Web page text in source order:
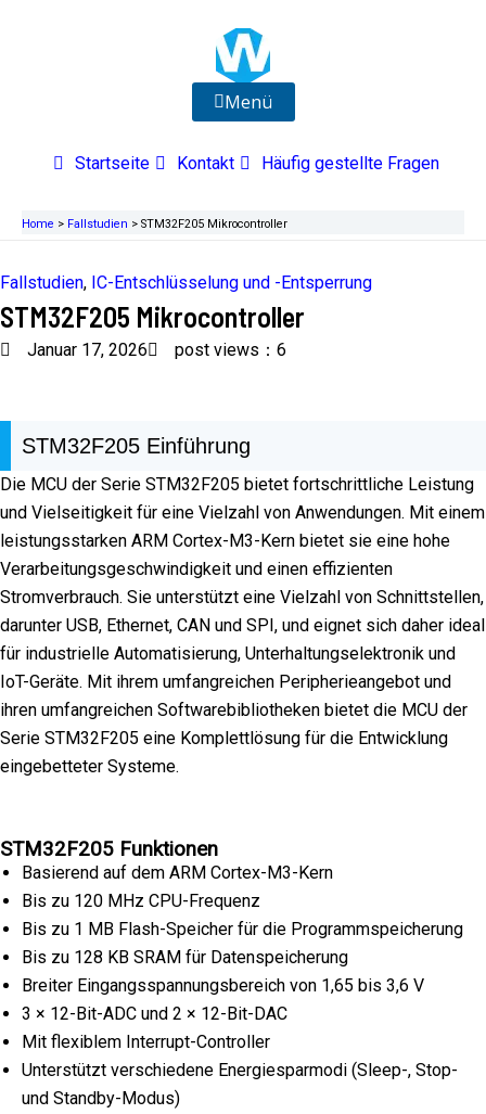
Menü
Startseite Kontakt Häufig gestellte Fragen
Home > Fallstudien > STM32F205 Mikrocontroller
Fallstudien, IC-Entschlüsselung und -Entsperrung
STM32F205 Mikrocontroller
Januar 17, 2026 post views：6
STM32F205 Einführung
Die MCU der Serie STM32F205 bietet fortschrittliche Leistung
und Vielseitigkeit für eine Vielzahl von Anwendungen. Mit einem
leistungsstarken ARM Cortex-M3-Kern bietet sie eine hohe
Verarbeitungsgeschwindigkeit und einen effizienten
Stromverbrauch. Sie unterstützt eine Vielzahl von Schnittstellen,
darunter USB, Ethernet, CAN und SPI, und eignet sich daher ideal
für industrielle Automatisierung, Unterhaltungselektronik und
IoT-Geräte. Mit ihrem umfangreichen Peripherieangebot und
ihren umfangreichen Softwarebibliotheken bietet die MCU der
Serie STM32F205 eine Komplettlösung für die Entwicklung
eingebetteter Systeme.
STM32F205 Funktionen
Basierend auf dem ARM Cortex-M3-Kern
Bis zu 120 MHz CPU-Frequenz
Bis zu 1 MB Flash-Speicher für die Programmspeicherung
Bis zu 128 KB SRAM für Datenspeicherung
Breiter Eingangsspannungsbereich von 1,65 bis 3,6 V
3 × 12-Bit-ADC und 2 × 12-Bit-DAC
Mit flexiblem Interrupt-Controller
Unterstützt verschiedene Energiesparmodi (Sleep-, Stop-
und Standby-Modus)